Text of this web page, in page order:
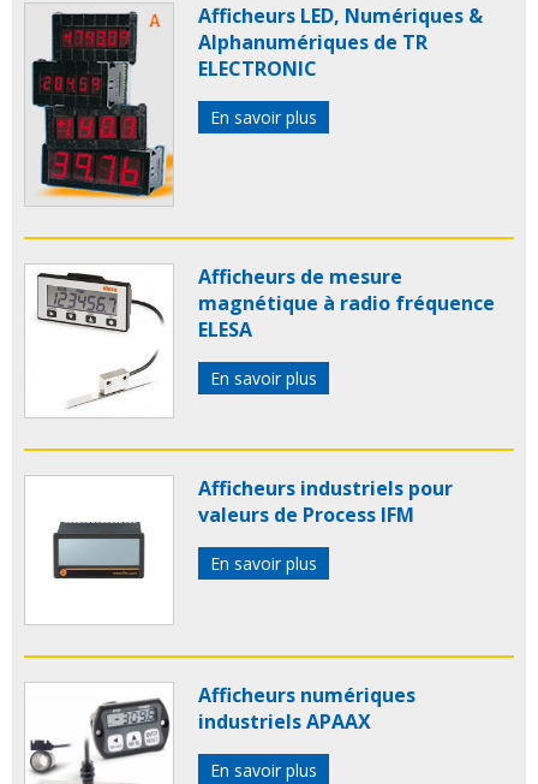
Afficheurs LED, Numériques &
Alphanumériques de TR
ELECTRONIC
En savoir plus
Afficheurs de mesure
magnétique à radio fréquence
ELESA
En savoir plus
Afficheurs industriels pour
valeurs de Process IFM
En savoir plus
Afficheurs numériques
industriels APAAX
En savoir plus